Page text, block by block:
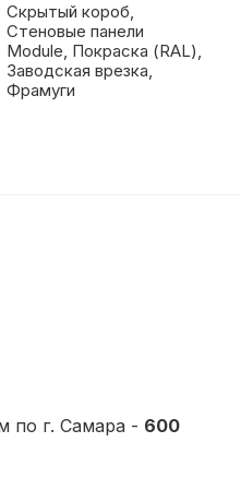
Скрытый короб,
Стеновые панели
Module, Покраска (RAL),
Заводская врезка,
Фрамуги
по г. Самара - 600